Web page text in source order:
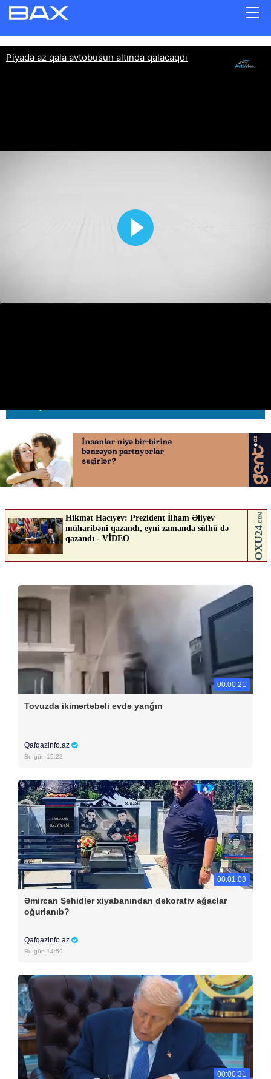
Piyada az qala avtobusun altında
00:00:21
Tovuzda ikimərtəbəli evdə yanğın
Qafqazinfo.az
Bu gün 15:22
00:01:08
Əmircan Şəhidlər xiyabanından dekorativ ağaclar
oğurlanıb?
Qafqazinfo.az
Bu gün 14:59
00:00:31